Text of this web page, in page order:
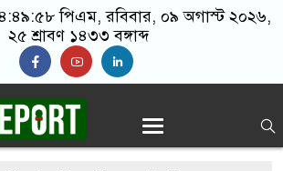
পিএম, রবিবার, ০৯ অগাস্ট ২০২৬,
২৫ শ্রাবণ ১৪৩৩ বঙ্গাব্দ